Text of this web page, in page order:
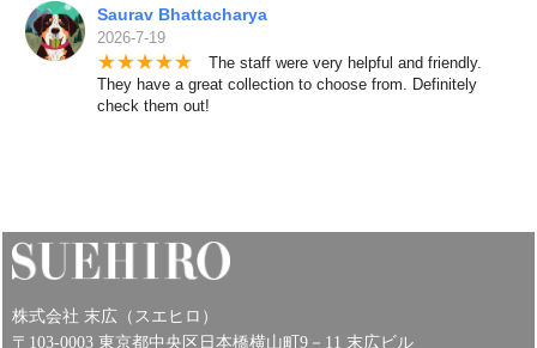
Saurav Bhattacharya
2026-7-19
★★★★★ The staff were very helpful and friendly.
They have a great collection to choose from. Definitely
check them out!
株式会社 末広（スエヒロ）
〒103-0003 東京都中央区日本橋横山町9－11 末広ビル